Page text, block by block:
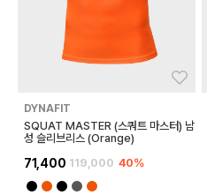
DYNAFIT
SQUAT MASTER (스쿼트 마스터) 남
성 슬리브리스 (Orange)
71,400 119,000 40%